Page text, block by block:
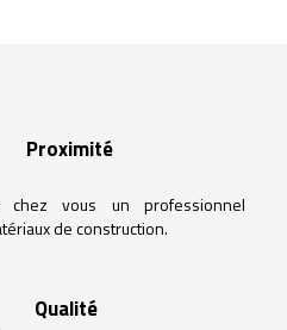
Proximité
vous un professionnel
de construction.
Qualité